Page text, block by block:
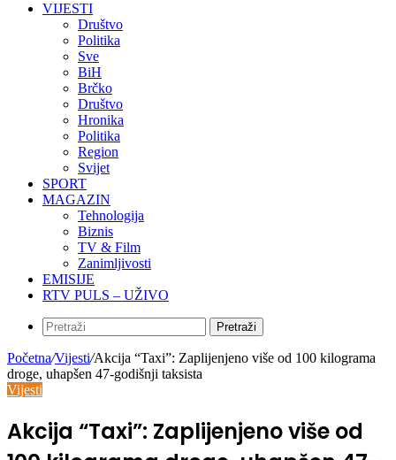
VIJESTI
Društvo
Politika
Sve
BiH
Brčko
Društvo
Hronika
Politika
Region
Svijet
SPORT
MAGAZIN
Tehnologija
Biznis
TV & Film
Zanimljivosti
EMISIJE
RTV PULS – UŽIVO
Pretraži
Početna/Vijesti/Akcija “Taxi”: Zaplijenjeno više od 100 kilograma
droge, uhapšen 47-godišnji taksista
Vijesti
Akcija “Taxi”: Zaplijenjeno više od